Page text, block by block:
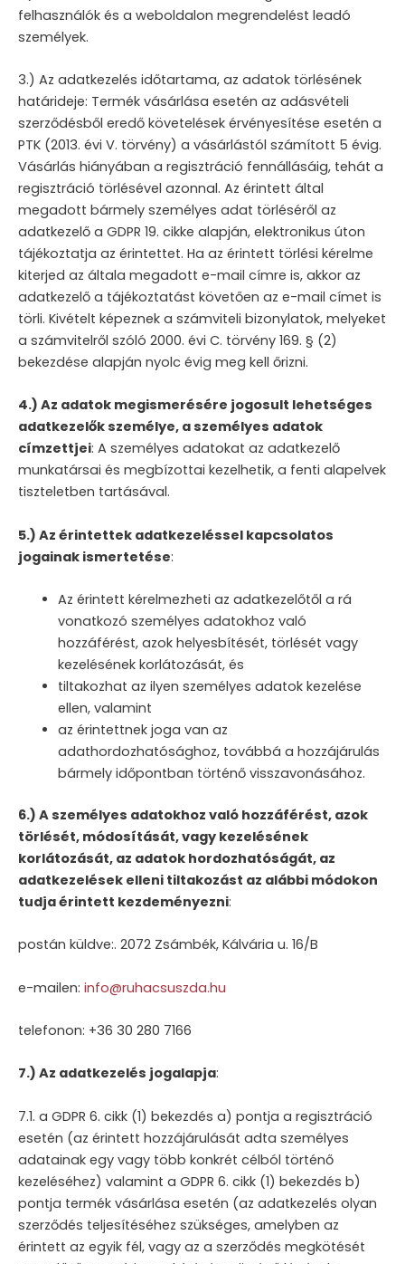
felhasználók és a weboldalon megrendelést leadó
személyek.
3.) Az adatkezelés időtartama, az adatok törlésének
határideje: Termék vásárlása esetén az adásvételi
szerződésből eredő követelések érvényesítése esetén a
PTK (2013. évi V. törvény) a vásárlástól számított 5 évig.
Vásárlás hiányában a regisztráció fennállásáig, tehát a
regisztráció törlésével azonnal. Az érintett által
megadott bármely személyes adat törléséről az
adatkezelő a GDPR 19. cikke alapján, elektronikus úton
tájékoztatja az érintettet. Ha az érintett törlési kérelme
kiterjed az általa megadott e-mail címre is, akkor az
adatkezelő a tájékoztatást követően az e-mail címet is
törli. Kivételt képeznek a számviteli bizonylatok, melyeket
a számvitelről szóló 2000. évi C. törvény 169. § (2)
bekezdése alapján nyolc évig meg kell őrizni.
4.) Az adatok megismerésére jogosult lehetséges
adatkezelők személye, a személyes adatok
címzettjei: A személyes adatokat az adatkezelő
munkatársai és megbízottai kezelhetik, a fenti alapelvek
tiszteletben tartásával.
5.) Az érintettek adatkezeléssel kapcsolatos
jogainak ismertetése:
Az érintett kérelmezheti az adatkezelőtől a rá
vonatkozó személyes adatokhoz való
hozzáférést, azok helyesbítését, törlését vagy
kezelésének korlátozását, és
tiltakozhat az ilyen személyes adatok kezelése
ellen, valamint
az érintettnek joga van az
adathordozhatósághoz, továbbá a hozzájárulás
bármely időpontban történő visszavonásához.
6.) A személyes adatokhoz való hozzáférést, azok
törlését, módosítását, vagy kezelésének
korlátozását, az adatok hordozhatóságát, az
adatkezelések elleni tiltakozást az alábbi módokon
tudja érintett kezdeményezni:
postán küldve:. 2072 Zsámbék, Kálvária u. 16/B
e-mailen: info@ruhacsuszda.hu
telefonon: +36 30 280 7166
7.) Az adatkezelés jogalapja:
7.1. a GDPR 6. cikk (1) bekezdés a) pontja a regisztráció
esetén (az érintett hozzájárulását adta személyes
adatainak egy vagy több konkrét célból történő
kezeléséhez) valamint a GDPR 6. cikk (1) bekezdés b)
pontja termék vásárlása esetén (az adatkezelés olyan
szerződés teljesítéséhez szükséges, amelyben az
érintett az egyik fél, vagy az a szerződés megkötését